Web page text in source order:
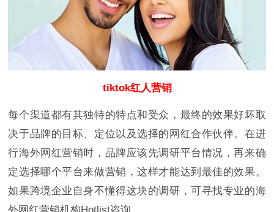
tiktok红人营销
每个渠道都有其独特的特点和受众，最终的效果好坏取
决于品牌的目标、定位以及选择的网红合作伙伴。在进
行海外网红营销时，品牌应该先调研平台情况，再来确
定选择哪个平台来做营销，这样才能达到最佳的效果。
如果跨境企业自身不懂得这块的调研，可寻找专业的海
外网红营销机构Hotlist咨询。